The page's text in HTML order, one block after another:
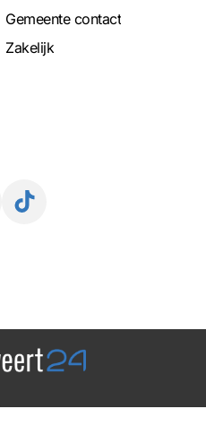
Gemeente contact
Zakelijk